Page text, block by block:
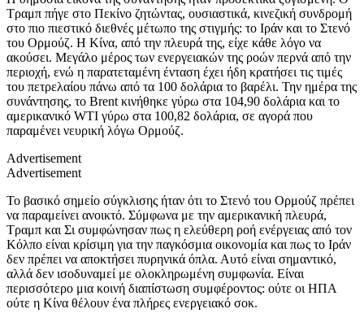
Τραμπ πήγε στο Πεκίνο ζητώντας, ουσιαστικά, κινεζική συνδρομή
στο πιο πιεστικό διεθνές μέτωπο της στιγμής: το Ιράν και το Στενό
του Ορμούζ. Η Κίνα, από την πλευρά της, είχε κάθε λόγο να
ακούσει. Μεγάλο μέρος των ενεργειακών της ροών περνά από την
περιοχή, ενώ η παρατεταμένη ένταση έχει ήδη κρατήσει τις τιμές
του πετρελαίου πάνω από τα 100 δολάρια το βαρέλι. Την ημέρα της
συνάντησης, το Brent κινήθηκε γύρω στα 104,90 δολάρια και το
αμερικανικό WTI γύρω στα 100,82 δολάρια, σε αγορά που
παραμένει νευρική λόγω Ορμούζ.
Advertisement
Advertisement
Το βασικό σημείο σύγκλισης ήταν ότι το Στενό του Ορμούζ πρέπει
να παραμείνει ανοικτό. Σύμφωνα με την αμερικανική πλευρά,
Τραμπ και Σι συμφώνησαν πως η ελεύθερη ροή ενέργειας από τον
Κόλπο είναι κρίσιμη για την παγκόσμια οικονομία και πως το Ιράν
δεν πρέπει να αποκτήσει πυρηνικά όπλα. Αυτό είναι σημαντικό,
αλλά δεν ισοδυναμεί με ολοκληρωμένη συμφωνία. Είναι
περισσότερο μια κοινή διαπίστωση συμφέροντος: ούτε οι ΗΠΑ
ούτε η Κίνα θέλουν ένα πλήρες ενεργειακό σοκ.